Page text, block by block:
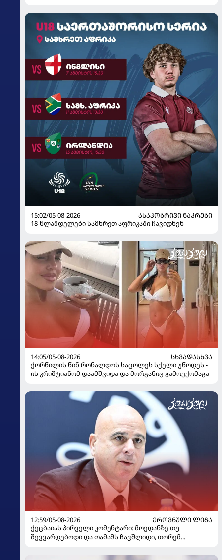
15:02/05-08-2026
ᲐᲡᲐᲙᲝᲑᲠᲘᲕᲘ ᲜᲐᲙᲠᲔᲑᲘ
18-წლამდელები სამხრეთ აფრიკაში ჩავიდნენ
14:05/05-08-2026
ᲡᲮᲕᲐᲓᲐᲡᲮᲕᲐ
ქორწილის წინ რონალდოს საცოლეს სქელი უწოდეს -
ის კრიშტიანომ დაამშვიდა და მორგანიც გამოექომაგა
12:59/05-08-2026
ᲔᲠᲝᲕᲜᲣᲚᲘ ᲚᲘᲒᲐ
ქეცბაიას პირველი კომენტარი: მოედანზე თუ
შევვარდებოდი და თამაშს ჩავშლიდი, თორემ...